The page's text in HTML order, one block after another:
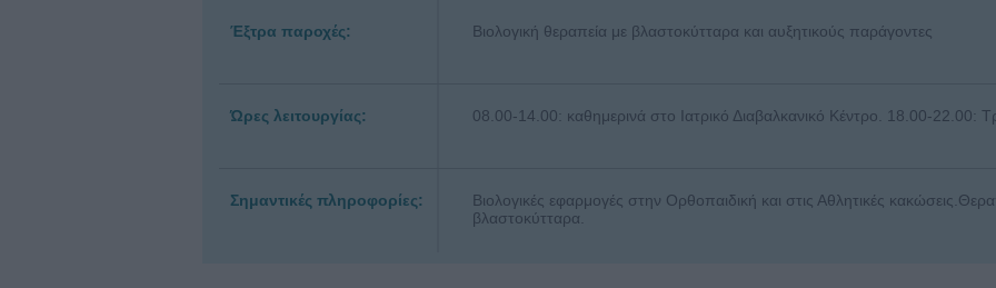
Έξτρα παροχές: Βιολογική θεραπεία με βλαστοκύτταρα και αυξητικούς παράγοντες
Ώρες λειτουργίας: 08.00-14.00: καθημερινά στο Ιατρικό Διαβαλκανικό Κέντρο. 18.00-22.00:
Σημαντικές πληροφορίες:
Βιολογικές εφαρμογές στην Ορθοπαιδική και στις Αθλητικές
βλαστοκύτταρα.